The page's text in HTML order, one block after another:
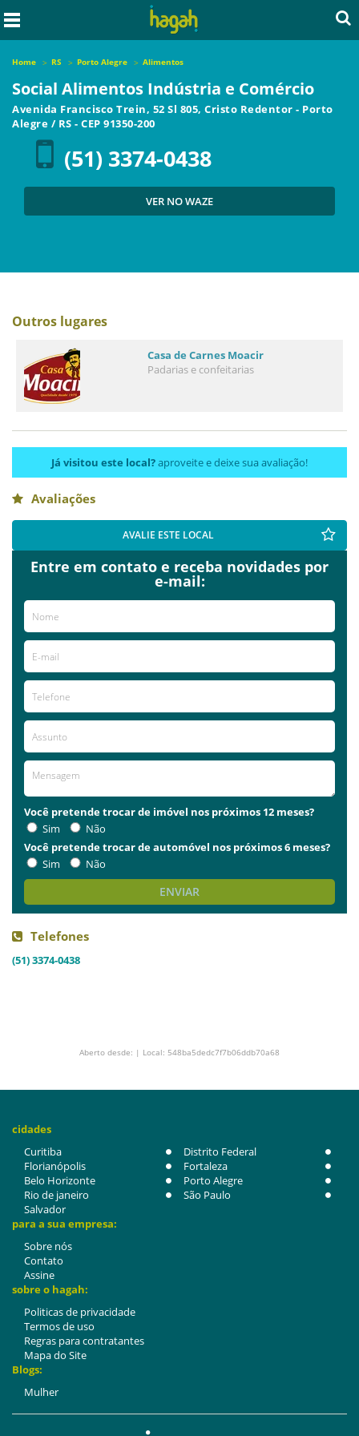
Home RS Porto Alegre Alimentos
Social Alimentos Indústria e Comércio
Avenida Francisco Trein, 52 Sl 805, Cristo Redentor - Porto
Alegre / RS - CEP 91350-200
(51) 3374-0438
VER NO WAZE
Outros lugares
Casa de Carnes Moacir
Padarias e confeitarias
Já visitou este local?aproveite e deixe sua avaliação!
Avaliações
AVALIE ESTE LOCAL
Entre em contato e receba novidades por
e-mail:
Você pretende trocar de imóvel nos próximos 12 meses?
Sim
Não
Você pretende trocar de automóvel nos próximos 6 meses?
Sim
Não
ENVIAR
Telefones
(51) 3374-0438
Aberto desde: | Local: 548ba5dedc7f7b06ddb70a68
cidades
Curitiba
Distrito Federal
Florianópolis
Fortaleza
Belo Horizonte
Porto Alegre
Rio de janeiro
São Paulo
Salvador
para a sua empresa:
Sobre nós
Contato
Assine
sobre o hagah:
Politicas de privacidade
Termos de uso
Regras para contratantes
Mapa do Site
Blogs:
Mulher